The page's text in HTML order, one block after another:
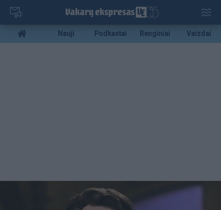
Pereiti
pagrindinį
turinį
Mobile
menu
Nauji Podkastai Renginiai Vaizdai